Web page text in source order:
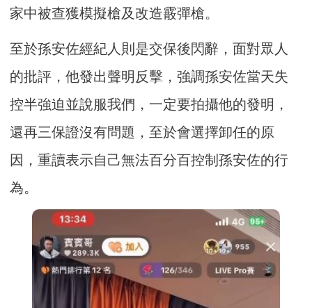
家中被查獲模擬槍及改造霰彈槍。
至於孫安佐經紀人則是交保後閃辭，面對眾人
的批評，他發出聲明反擊，強調孫安佐當天失
控半強迫並說服我們，一定要拍攝他的發明，
還再三保證沒有問題，至於會選擇卸任的原
因，重讀表示自己無法百分百控制孫安佐的行
為。